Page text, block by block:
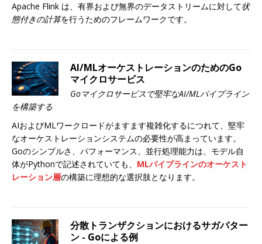
Apache Flink は、有界および無界のデータストリームに対して状
態付きの計算を行うためのフレームワークです。
AI/MLオーケストレーションのためのGo
マイクロサービス
Goマイクロサービスで堅牢なAI/MLパイプライン
を構築する
AIおよびMLワークロードがますます複雑化するにつれて、堅牢
なオーケストレーションシステムの必要性が高まっています。
Goのシンプルさ、パフォーマンス、並行処理能力は、モデル自
体がPythonで記述されていても、 MLパイプラインのオーケスト
レーション層の構築に理想的な選択肢となります。
分散トランザクションにおけるサガパター
ン - Goによる例